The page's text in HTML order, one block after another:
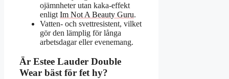
ojämnheter utan kaka-effekt
enligt Im Not A Beauty Guru.
Vatten- och svettresistent, vilket
gör den lämplig för långa
arbetsdagar eller evenemang.
Är Estee Lauder Double
Wear bäst för fet hy?